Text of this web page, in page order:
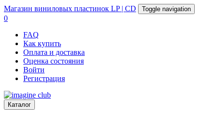
Магазин виниловых пластинок LP | CD Toggle navigation
0
FAQ
Как купить
Оплата и доставка
Оценка состояния
Войти
Регистрация
Каталог